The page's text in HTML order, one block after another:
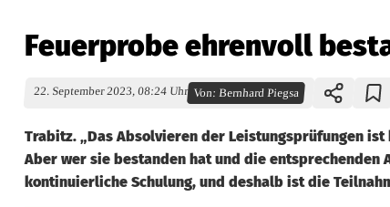
Feuerprobe ehrenvoll
22. September 2023, 08:24 Uhr Von:Bernhard Piegsa
Trabitz. „Das Absolvieren der Leistungsprüfungen
Aber wer sie bestanden hat und die
kontinuierliche Schulung, und deshalb ist die